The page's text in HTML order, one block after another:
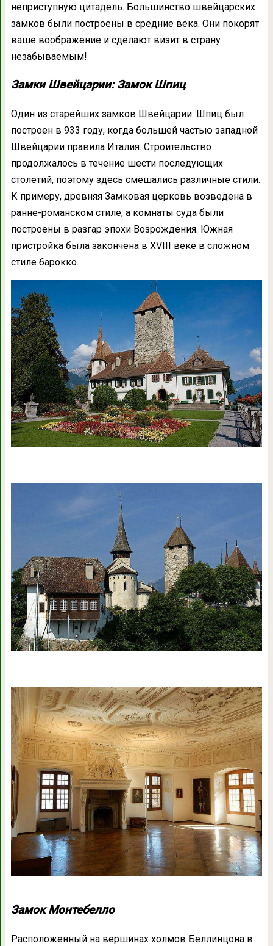
неприступную цитадель. Большинство швейцарских
замков были построены в средние века. Они покорят
ваше воображение и сделают визит в страну
незабываемым!
Замки Швейцарии: Замок Шпиц
Один из старейших замков Швейцарии: Шпиц был
построен в 933 году, когда большей частью западной
Швейцарии правила Италия. Строительство
продолжалось в течение шести последующих
столетий, поэтому здесь смешались различные стили.
К примеру, древняя Замковая церковь возведена в
ранне-романском стиле, а комнаты суда были
построены в разгар эпохи Возрождения. Южная
пристройка была закончена в XVIII веке в сложном
стиле барокко.
Замок Монтебелло
Расположенный на вершинах холмов Беллинцона в